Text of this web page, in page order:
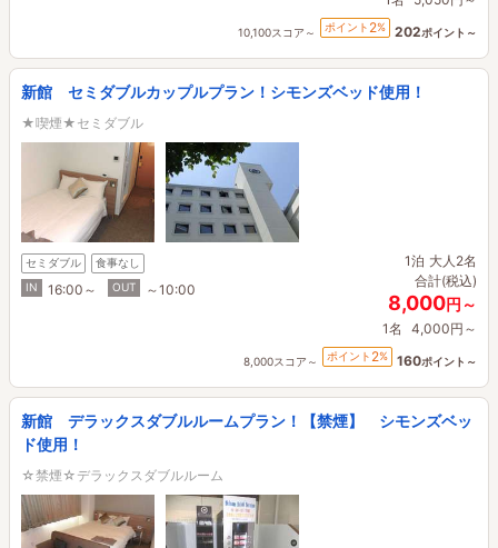
10,100スコア～ ポイント 2% 202ポイント～
新館 セミダブルカップルプラン！シモンズベッド使用！
★喫煙★セミダブル
セミダブル
食事なし
IN
16:00～ OUT ～10:00
1泊 大人2名
合計(税込)
8,000円～
1名 4,000円～
8,000スコア～ ポイント 2% 160ポイント～
新館 デラックスダブルルームプラン！【禁煙】 シモンズベッ
ド使用！
☆禁煙☆デラックスダブルルーム